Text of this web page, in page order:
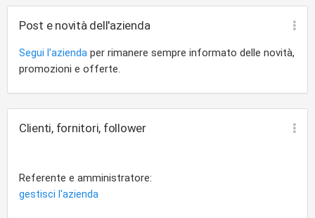
Post e novità dell'azienda
Segui l'azienda per rimanere sempre informato delle novità,
promozioni e offerte.
Clienti, fornitori, follower
Referente e amministratore:
gestisci l'azienda